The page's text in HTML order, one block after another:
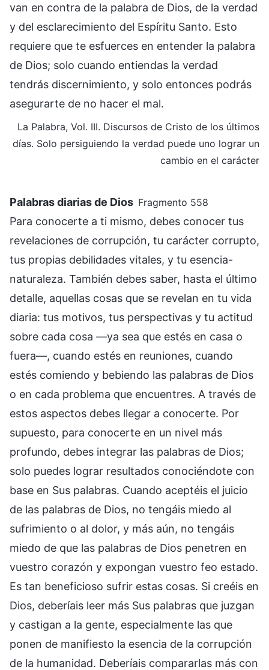
van en contra de la palabra de Dios, de la verdad
y del esclarecimiento del Espíritu Santo. Esto
requiere que te esfuerces en entender la palabra
de Dios; solo cuando entiendas la verdad
tendrás discernimiento, y solo entonces podrás
asegurarte de no hacer el mal.
La Palabra, Vol. III. Discursos de Cristo de los últimos
días. Solo persiguiendo la verdad puede uno lograr un
cambio en el carácter
Palabras diarias de Dios Fragmento 558
Para conocerte a ti mismo, debes conocer tus
revelaciones de corrupción, tu carácter corrupto,
tus propias debilidades vitales, y tu esencia-
naturaleza. También debes saber, hasta el último
detalle, aquellas cosas que se revelan en tu vida
diaria: tus motivos, tus perspectivas y tu actitud
sobre cada cosa —ya sea que estés en casa o
fuera—, cuando estés en reuniones, cuando
estés comiendo y bebiendo las palabras de Dios
o en cada problema que encuentres. A través de
estos aspectos debes llegar a conocerte. Por
supuesto, para conocerte en un nivel más
profundo, debes integrar las palabras de Dios;
solo puedes lograr resultados conociéndote con
base en Sus palabras. Cuando aceptéis el juicio
de las palabras de Dios, no tengáis miedo al
sufrimiento o al dolor, y más aún, no tengáis
miedo de que las palabras de Dios penetren en
vuestro corazón y expongan vuestro feo estado.
Es tan beneficioso sufrir estas cosas. Si creéis en
Dios, deberíais leer más Sus palabras que juzgan
y castigan a la gente, especialmente las que
ponen de manifiesto la esencia de la corrupción
de la humanidad. Deberíais compararlas más con